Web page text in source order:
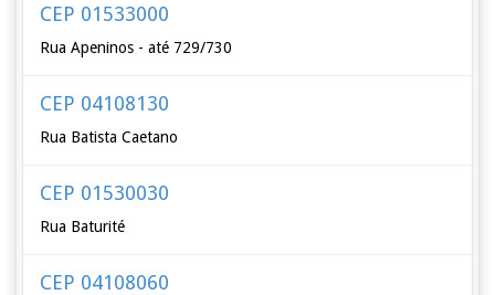
CEP 01533000
Rua Apeninos - até 729/730
CEP 04108130
Rua Batista Caetano
CEP 01530030
Rua Baturité
CEP 04108060